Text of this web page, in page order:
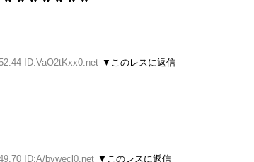
ID:VaO2tKxx0.net ▼このレスに返信
ID:A/bvwecl0.net ▼このレスに返信